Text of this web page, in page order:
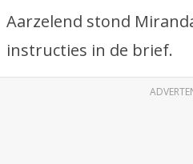
Aarzelend stond
instructies in de brief.